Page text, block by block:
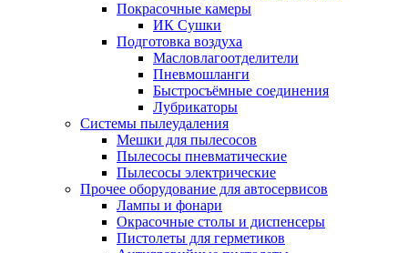
Покрасочные камеры
ИК Сушки
Подготовка воздуха
Масловлагоотделители
Пневмошланги
Быстросъёмные соединения
Лубрикаторы
Системы пылеудаления
Мешки для пылесосов
Пылесосы пневматические
Пылесосы электрические
Прочее оборудование для автосервисов
Лампы и фонари
Окрасочные столы и диспенсеры
Пистолеты для герметиков